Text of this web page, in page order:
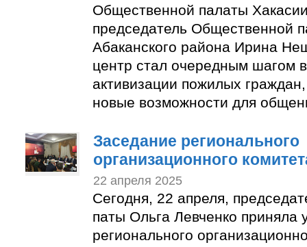
Общественной палаты
председатель Общественной
Абаканского района Ирина
центр стал очередным шагом
активизации пожилых
новые возможности для
Заседание регионального
организационного
22 апреля 2025
Сегодня, 22 апреля,
паты Ольга Левченко приняла
регионального